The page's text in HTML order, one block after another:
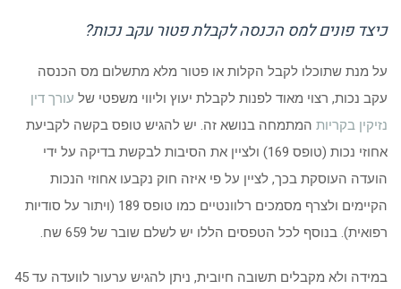
כיצד פונים למס הכנסה לקבלת פטור עקב נכות?
על מנת שתוכלו לקבל הקלות או פטור מלא מתשלום מס הכנסה
עקב נכות, רצוי מאוד לפנות לקבלת יעוץ וליווי משפטי של עורך דין
נזיקין בקריות המתמחה בנושא זה. יש להגיש טופס בקשה לקביעת
אחוזי נכות (טופס 169) ולציין את הסיבות לבקשת בדיקה על ידי
הועדה העוסקת בכך, לציין על פי איזה חוק נקבעו אחוזי הנכות
הקיימים ולצרף מסמכים רלוונטיים כמו טופס 189 (ויתור על סודיות
רפואית). בנוסף לכל הטפסים הללו יש לשלם שובר של 659 שח.
במידה ולא מקבלים תשובה חיובית, ניתן להגיש ערעור לוועדה עד 45